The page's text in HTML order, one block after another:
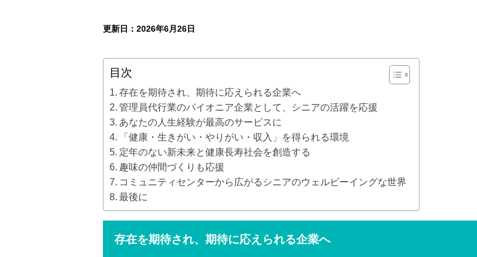
更新日：2026年6月26日
目次
存在を期待され、期待に応えられる企業へ
管理員代行業のパイオニア企業として、シニアの活躍を応援
あなたの人生経験が最高のサービスに
「健康・生きがい・やりがい・収入」を得られる環境
定年のない新未来と健康長寿社会を創造する
趣味の仲間づくりも応援
コミュニティセンターから広がるシニアのウェルビーイングな世界
最後に
存在を期待され、期待に応えられる企業へ